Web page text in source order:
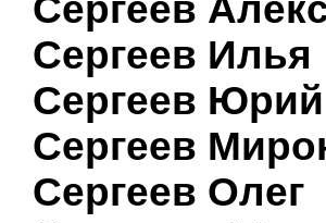
Сергеев
Сергеев Илья
Сергеев Юрий
Сергеев
Сергеев Олег